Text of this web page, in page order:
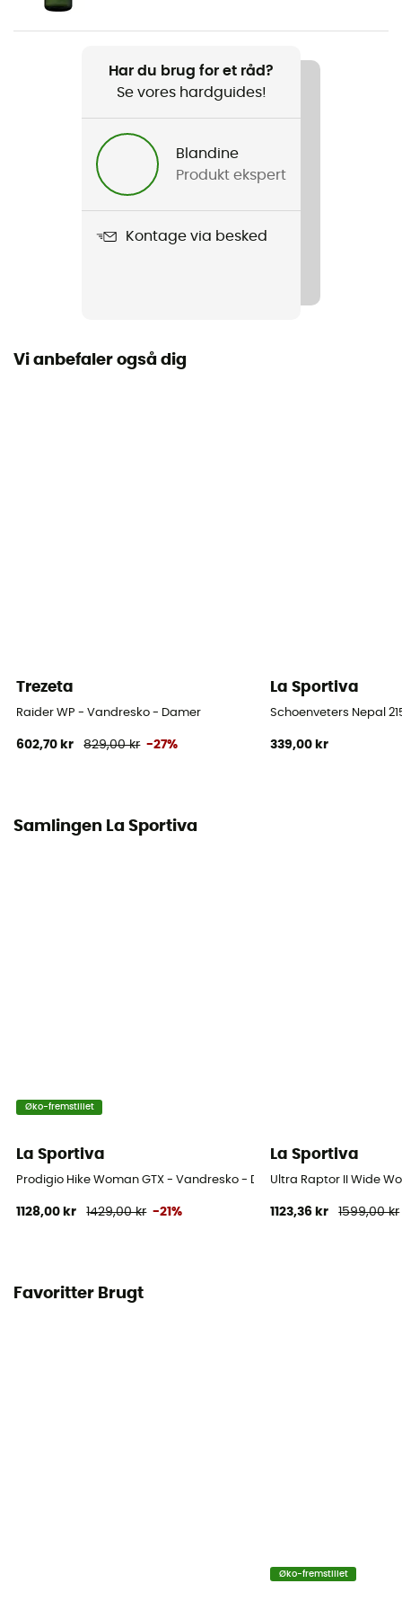
Vægt
Aequilibrium Hike Woman GTX
Kompatible pigge
Anvendt teknologi
Mellemsål
Lukkesystem
Snørebånd med kroge
Tåkappe
Har du brug for et råd?
Se vores hardguides!
Blandine
Produkt ekspert
Kontage via besked
Vi anbefaler også dig
Trezeta
Raider WP - Vandresko - Damer
602,70 kr 829,00 kr -27%
La Sportiva
Schoenveters Nepal
339,00 kr
Samlingen La Sportiva
Øko-fremstillet
La Sportiva
Prodigio Hike Woman GTX - Vandresko - Damer
1128,00 kr 1429,00 kr -21%
La Sportiva
Ultra Raptor II Wide
1123,36 kr 1599,00 kr
Favoritter Brugt
Øko-fremstillet